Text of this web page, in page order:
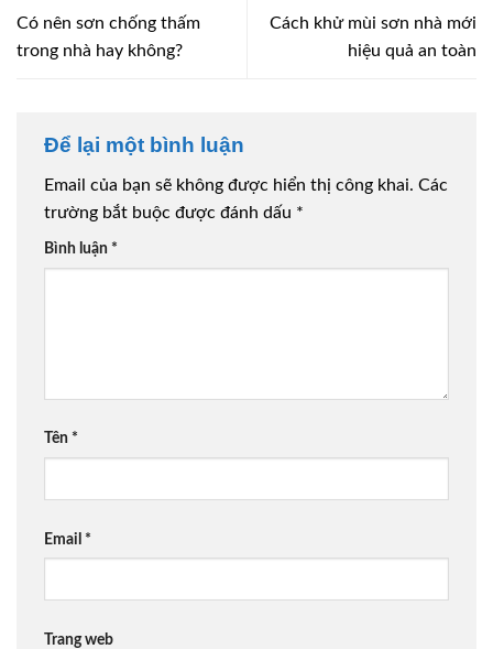
Có nên sơn chống thấm
trong nhà hay không?
Cách khử mùi sơn nhà mới
hiệu quả an toàn
Để lại một bình luận
Email của bạn sẽ không được hiển thị công khai. Các
trường bắt buộc được đánh dấu *
Bình luận *
Tên *
Email *
Trang web